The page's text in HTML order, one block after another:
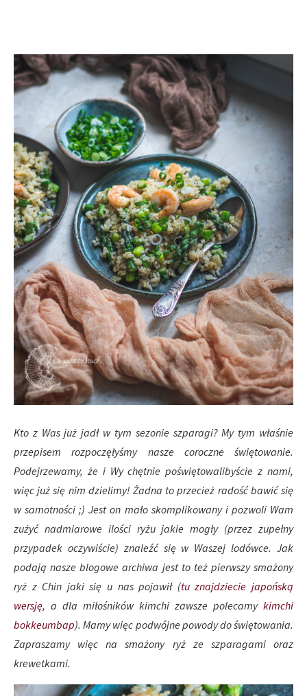
Kto z Was już jadł w tym sezonie szparagi? My tym właśnie
przepisem rozpoczęłyśmy nasze coroczne świętowanie.
Podejrzewamy, że i Wy chętnie poświętowalibyście z nami,
więc już się nim dzielimy! Żadna to przecież radość bawić się
w samotności ;) Jest on mało skomplikowany i pozwoli Wam
zużyć nadmiarowe ilości ryżu jakie mogły (przez zupełny
przypadek oczywiście) znaleźć się w Waszej lodówce. Jak
podają nasze blogowe archiwa jest to też pierwszy smażony
ryż z Chin jaki się u nas pojawił (tu znajdziecie japońską
wersję, a dla miłośników kimchi zawsze polecamy kimchi
bokkeumbap). Mamy więc podwójne powody do świętowania.
Zapraszamy więc na smażony ryż ze szparagami oraz
krewetkami.